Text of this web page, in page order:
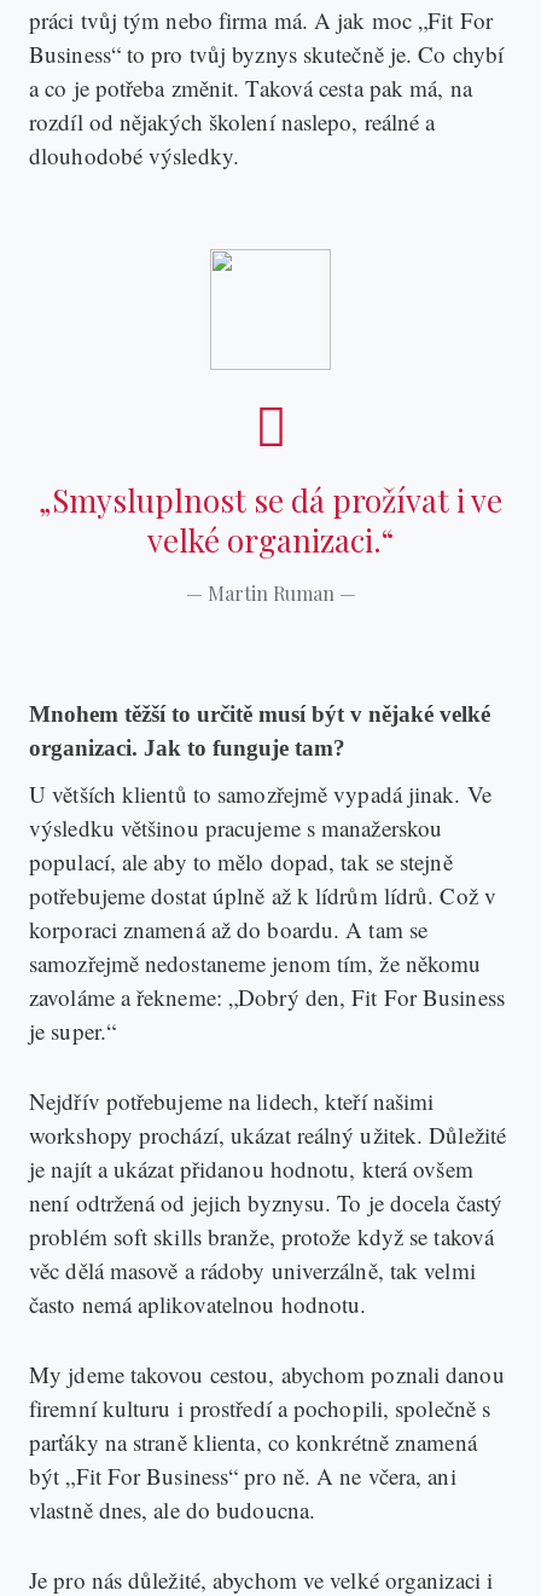
práci tvůj tým nebo firma má. A jak moc „Fit For
Business“ to pro tvůj byznys skutečně je. Co chybí
a co je potřeba změnit. Taková cesta pak má, na
rozdíl od nějakých školení naslepo, reálné a
dlouhodobé výsledky.
„Smysluplnost se dá prožívat i ve
velké organizaci.“
— Martin Ruman —
Mnohem těžší to určitě musí být v nějaké velké
organizaci. Jak to funguje tam?
U větších klientů to samozřejmě vypadá jinak. Ve
výsledku většinou pracujeme s manažerskou
populací, ale aby to mělo dopad, tak se stejně
potřebujeme dostat úplně až k lídrům lídrů. Což v
korporaci znamená až do boardu. A tam se
samozřejmě nedostaneme jenom tím, že někomu
zavoláme a řekneme: „Dobrý den, Fit For Business
je super.“
Nejdřív potřebujeme na lidech, kteří našimi
workshopy prochází, ukázat reálný užitek. Důležité
je najít a ukázat přidanou hodnotu, která ovšem
není odtržená od jejich byznysu. To je docela častý
problém soft skills branže, protože když se taková
věc dělá masově a rádoby univerzálně, tak velmi
často nemá aplikovatelnou hodnotu.
My jdeme takovou cestou, abychom poznali danou
firemní kulturu i prostředí a pochopili, společně s
parťáky na straně klienta, co konkrétně znamená
být „Fit For Business“ pro ně. A ne včera, ani
vlastně dnes, ale do budoucna.
Je pro nás důležité, abychom ve velké organizaci i